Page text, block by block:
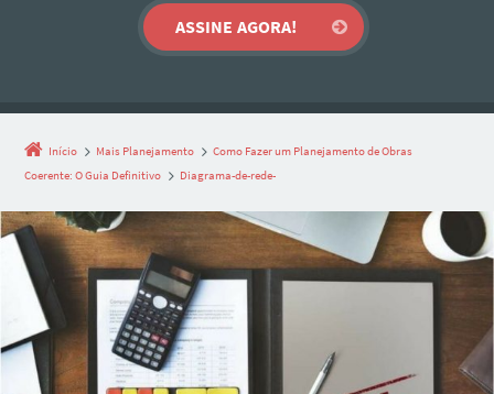
Início Mais Planejamento
Como Fazer um Planejamento de Obras
Coerente: O Guia Definitivo
Diagrama-de-rede-